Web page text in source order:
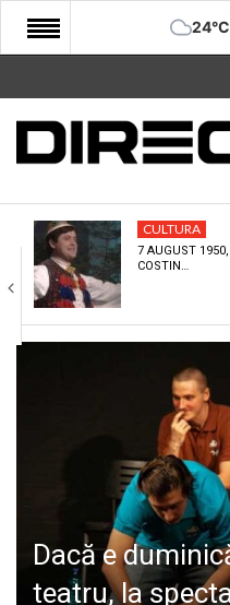
24°C
START
COMUNITATE
CULTURA
ECONOMIE
SANATATE
CULTURA
7 AUGUST
COSTIN…
Dacă e
teatru, la